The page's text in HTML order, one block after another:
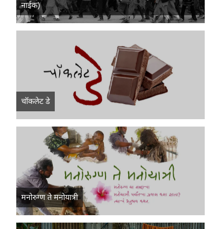
नाईक)
चॉकलेट डे
मनोरुग्ण ते मनोयात्री